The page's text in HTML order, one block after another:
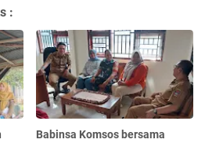
:
Babinsa Komsos bersama